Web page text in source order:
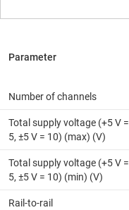
Number of channels
Total supply voltage (+5 V =
5, ±5 V = 10) (max) (V)
Total supply voltage (+5 V =
5, ±5 V = 10) (min) (V)
Rail-to-rail